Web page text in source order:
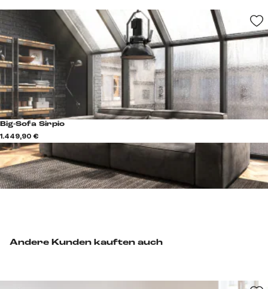
Andere Kunden kauften auch
Big-Sofa Sirpio
1.449,90 €